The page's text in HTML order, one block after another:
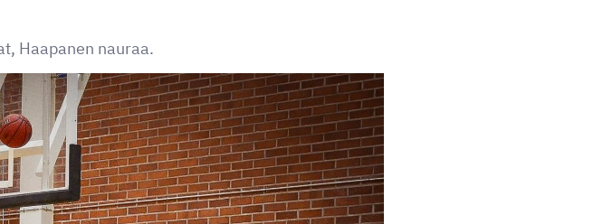
Haapanen nauraa.